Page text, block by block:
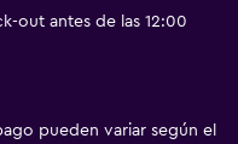
out antes de las 12:00
pueden variar según el